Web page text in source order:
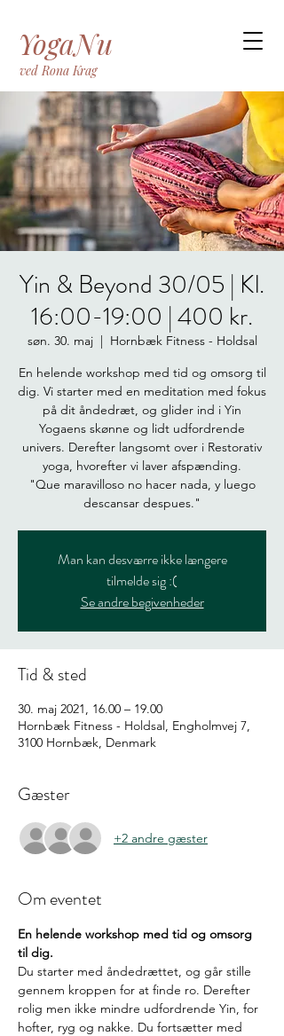
YogaNu
ved Rona Krag
Yin & Beyond 30/05 | Kl.
16:00-19:00 | 400 kr.
søn. 30. maj
  |
Hornbæk Fitness - Holdsal
En helende workshop med tid og omsorg til
dig. Vi starter med en meditation med fokus
på dit åndedræt, og glider ind i Yin
Yogaens skønne og lidt udfordrende
univers. Derefter langsomt over i Restorativ
yoga, hvorefter vi laver afspænding.
"Que maravilloso no hacer nada, y luego
descansar despues."
Man kan desværre ikke længere
tilmelde sig :(
Se andre begivenheder
Tid & sted
30. maj 2021, 16.00 – 19.00
Hornbæk Fitness - Holdsal, Engholmvej 7,
3100 Hornbæk, Denmark
Gæster
+2 andre gæster
Om eventet
En helende workshop med tid og omsorg
til dig.
Du starter med åndedrættet, og går stille
gennem kroppen for at finde ro. Derefter
rolig men ikke mindre udfordrende Yin, for
hofter, ryg og nakke. Du fortsætter med